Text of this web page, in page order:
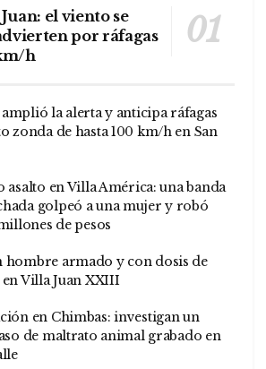
el viento se
por ráfagas
h
la alerta y anticipa ráfagas
zonda de hasta 100 km/h en San
asalto en Villa América: una banda
golpeó a una mujer y robó
de pesos
hombre armado y con dosis de
Villa Juan XXIII
en Chimbas: investigan un
de maltrato animal grabado en